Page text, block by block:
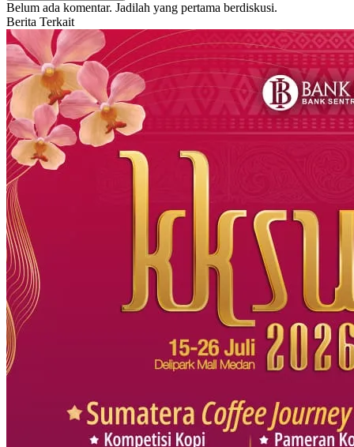
Belum ada komentar. Jadilah yang pertama berdiskusi.
Berita Terkait